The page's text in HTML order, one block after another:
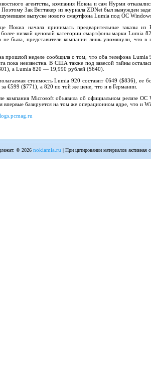
агентства, компания Нокиа и сам Нурми
Зак Виттакер из журнала ZDNet был вынужден
выпуске нового смартфона Lumia под ОС
Нокиа начала принимать предварительные заказы
низкой ценовой категории смартфоны марки Lumia
не была, представители компании лишь упомянули, что
прошлой неделе сообщила о том, что оба телефона Lumia
пока неизвестна. В США также под завесой тайны
а Lumia 820 — 19,990 рублей ($640).
стоимость Lumia 920 составит €649 ($836),
за €599 ($771), а 820 по той же цене, что и в Германии.
компания Microsoft объявила об официальном релизе ОС
впервые базируется на том же операционном ядре, что и
© 2026 nokiamia.ru | При цитировании материалов активная